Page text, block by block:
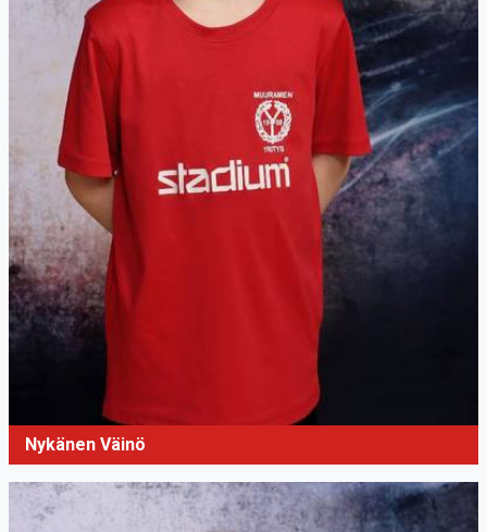
Nykänen Väinö